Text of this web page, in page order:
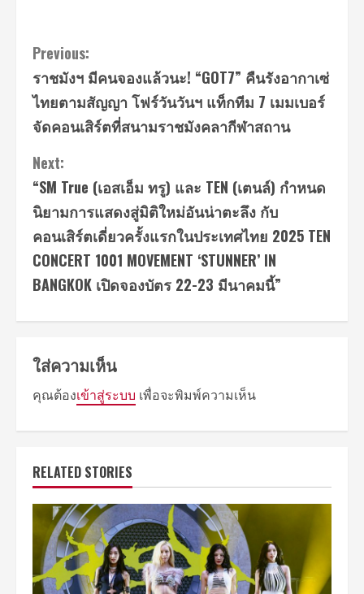
Continue
Reading
Previous:
ราชมังฯ มีคนจองแล้วนะ! “GOT7” คืนรังอากาเซ่
ไทยตามสัญญา โฟร์วันวันฯ แท็กทีม 7 เมมเบอร์
จัดคอนเสิร์ตที่สนามราชมังคลากีฬาสถาน
Next:
“SM True (เอสเอ็ม ทรู) และ TEN (เตนล์) กำหนด
นิยามการแสดงสู่มิติใหม่อันน่าตะลึง กับ
คอนเสิร์ตเดี่ยวครั้งแรกในประเทศไทย 2025 TEN
CONCERT 1001 MOVEMENT ‘STUNNER’ IN
BANGKOK เปิดจองบัตร 22-23 มีนาคมนี้”
ใส่ความเห็น
คุณต้องเข้าสู่ระบบ เพื่อจะพิมพ์ความเห็น
RELATED STORIES